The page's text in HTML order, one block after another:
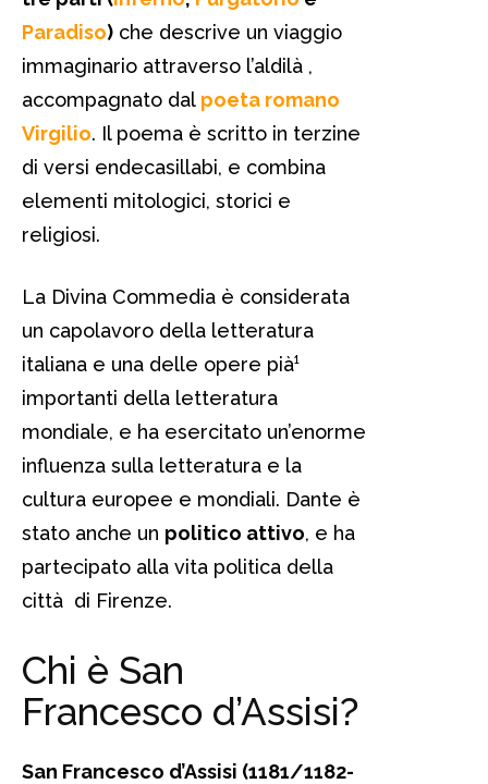
Paradiso) che descrive un viaggio
immaginario attraverso l’aldilà ,
accompagnato dal poeta romano
Virgilio. Il poema è scritto in terzine
di versi endecasillabi, e combina
elementi mitologici, storici e
religiosi.
La Divina Commedia è considerata
un capolavoro della letteratura
italiana e una delle opere pià¹
importanti della letteratura
mondiale, e ha esercitato un’enorme
influenza sulla letteratura e la
cultura europee e mondiali. Dante è
stato anche un politico attivo, e ha
partecipato alla vita politica della
città di Firenze.
Chi è San
Francesco d’Assisi?
San Francesco d’Assisi (1181/1182-